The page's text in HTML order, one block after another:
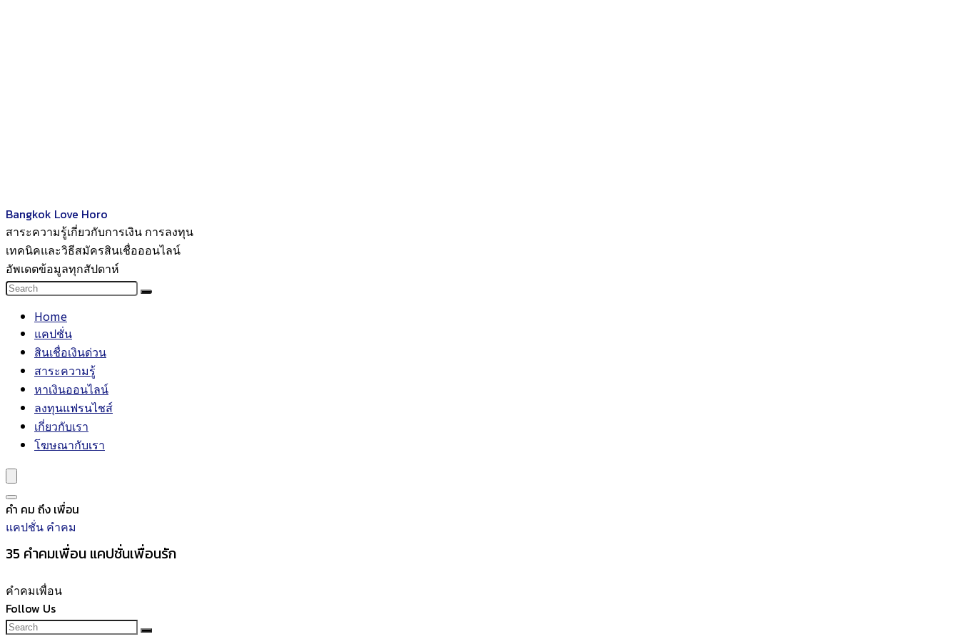
Bangkok Love Horo
สาระความรู้เกี่ยวกับการเงิน การลงทุน
เทคนิคและวิธีสมัครสินเชื่อออนไลน์
อัพเดตข้อมูลทุกสัปดาห์
Home
แคปชั่น
สินเชื่อเงินด่วน
สาระความรู้
หาเงินออนไลน์
ลงทุนแฟรนไชส์
เกี่ยวกับเรา
โฆษณากับเรา
คํา คม ถึง เพื่อน
แคปชั่น คำคม
35 คำคมเพื่อน แคปชั่นเพื่อนรัก
คำคมเพื่อน
Follow Us